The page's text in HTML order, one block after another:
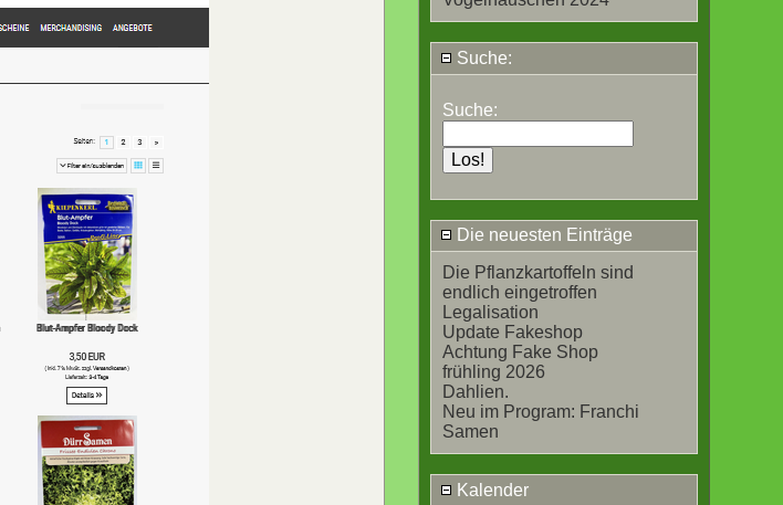
Suche:
Suche:
Die neuesten Einträge
Die Pflanzkartoffeln sind
endlich eingetroffen
Legalisation
Update Fakeshop
Achtung Fake Shop
frühling 2026
Dahlien.
Neu im Program: Franchi
Samen
Kalender